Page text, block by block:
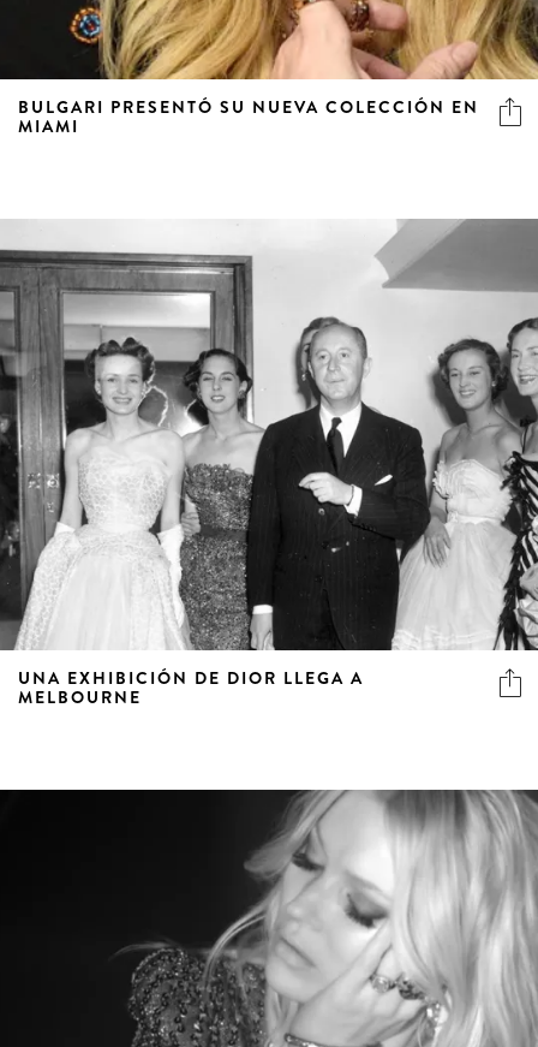
BULGARI PRESENTÓ SU NUEVA COLECCIÓN EN
MIAMI
UNA EXHIBICIÓN DE DIOR LLEGA A
MELBOURNE